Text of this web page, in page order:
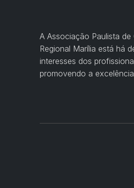
A Associação Paulista
Regional Marília está há
interesses dos
promovendo a